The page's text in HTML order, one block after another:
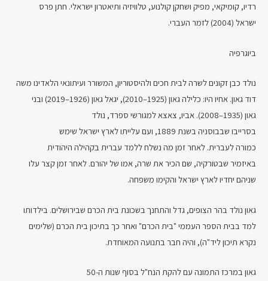
רדיו, קומיקאי, מפיק ושחקן קולנוע, טלוויזיה ותיאטרון ישראלי. חתן פרס
ישראל (2004) לזמר העברי.
ביוגרפיה
נולד כבן זקונים לשרה לבית חכים ולהיסטוריון, המשורר ועיתונאי הלאדינו משה
דוד גאון. אחיו היו: כלילה גאון (1925–2010), יגאל גאון (1926–2019) ובני
גאון (1935–2008). אביו, צאצא למגורשי ספרד, נולד
בסרייבו שבבוסניה בשנת 1889, ועם עלייתו לארץ ישראל שימש
כמורה לעברית. לאחר זמן מה נשלח ללמד עברית בקהילה היהודית
באיזמיר שבטורקיה, שם הכיר את שרה, אמו של יהורם. לאחר זמן קצר עלו
שניהם יחדיו לארץ ישראל והקימו משפחה.
גאון נולד בהר הצופים, גדל והתחנך בשכונת בית הכרם שבירושלים. בילדותו
למד בבית הספר העממי "בית הכרם" ואחר כך בתיכון בית הכרם (שלימים
נקרא תיכון ליד"ה), והיה חבר בתנועה המאוחדת.
גאון במרכז התמונה עם להקת הנח"ל בסוף שנות ה-50